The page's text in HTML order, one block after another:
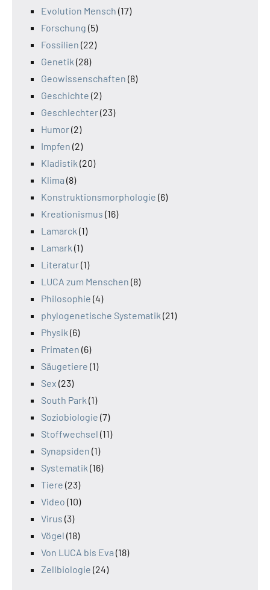
Evolution Mensch (17)
Forschung (5)
Fossilien (22)
Genetik (28)
Geowissenschaften (8)
Geschichte (2)
Geschlechter(23)
Humor(2)
Impfen (2)
Kladistik (20)
Klima (8)
Konstruktionsmorphologie (6)
Kreationismus (16)
Lamarck (1)
Lamark (1)
Literatur(1)
LUCA zum Menschen (8)
Philosophie (4)
phylogenetische Systematik (21)
Physik (6)
Primaten (6)
Säugetiere (1)
Sex (23)
South Park (1)
Soziobiologie (7)
Stoffwechsel (11)
Synapsiden (1)
Systematik (16)
Tiere (23)
Video (10)
Virus (3)
Vögel (18)
Von LUCA bis Eva (18)
Zellbiologie (24)